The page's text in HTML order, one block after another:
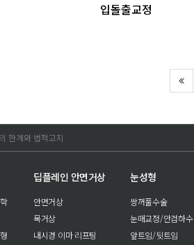
입돌출교정
한계와 법적고지
딥플레인 안면거상
안면거상
목거상
내시경 이마 리프팅
눈성형
쌍꺼풀수술
눈매교정/안검하수
앞트임/뒷트임